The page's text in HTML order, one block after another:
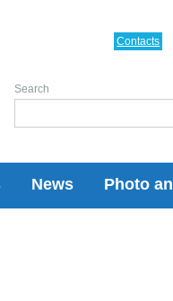
News Photo
Contacts
Search